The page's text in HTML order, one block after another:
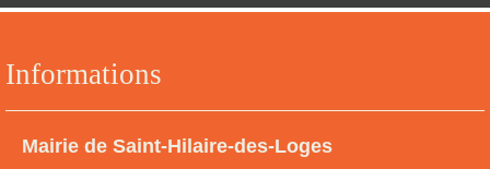
Informations
Mairie de Saint-Hilaire-des-Loges